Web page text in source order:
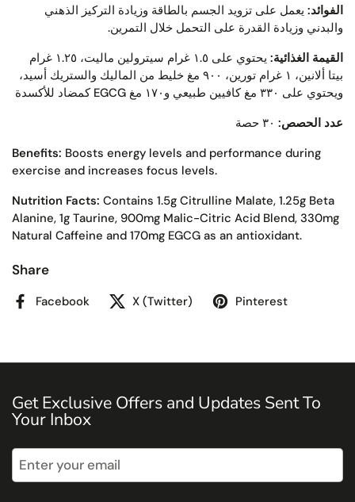
الفوائد: يعمل على تزويد الجسم بالطاقة وزيادة التركيز الذهني
والبدني وزيادة القدرة على التحمل خلال التمرين.
القيمة الغذائية:
يحتوي على ١.٥ غرام سيترولين ماليت، ١.٢٥ غرام
بيتا ألانين، ١ غرام تورين، ٩٠٠ مغ خليط من الماليك والستريك أسيد،
ويحتوي على ٣٣٠ مغ كافيين طبيعي و١٧٠ مغ
EGCG كمضاد للأكسدة
عدد الحصص:
Benefits: Boosts energy levels and performance during
exercise and increases focus levels.
Nutrition Facts: Contains 1.5g Citrulline Malate, 1.25g Beta
Alanine, 1g Taurine, 900mg Malic-Citric Acid Blend, 330mg
Natural Caffeine and 170mg EGCG as an antioxidant.
Share
Facebook X (Twitter) Pinterest
Get Exclusive Offers and Updates Sent To
Your Inbox